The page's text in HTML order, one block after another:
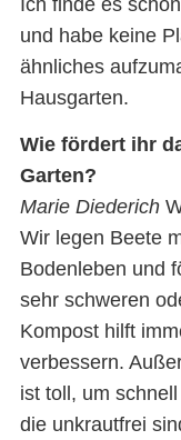
und habe keine
ähnliches
Hausgarten.
Wie fördert ihr
Garten?
Marie Diederich
Wir legen Beete
Bodenleben und
sehr schweren
Kompost hilft
verbessern.
ist toll, um
die unkrautfrei